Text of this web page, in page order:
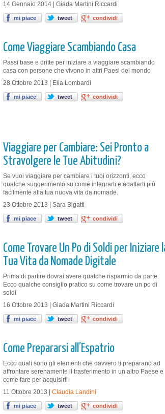
14 Gennaio 2014 | Giada Martini Riccardi
mi piace tweet condividi
Come Viaggiare Scambiando Casa
Passi base e dritte per iniziare a viaggiare scambiando
casa con persone che vivono in altri Paesi del mondo
28 Ottobre 2013 | Elia Lombardi
mi piace tweet condividi
Viaggiare per Cambiare: Sei Pronto a
Stravolgere le Tue Abitudini?
Se vuoi viaggiare per cambiare i tuoi orizzonti, ecco
qualche suggerimento su come integrarti e adattarti più
facilmente alla tua nuova vita da nomade.
23 Ottobre 2013 | Sara Bigatti
mi piace tweet condividi
Come Trovare Un Po di Soldi per Iniziare
Tua Vita da Nomade Digitale
Prima di partire dovrai avere qualche risparmio da parte.
Ecco qualche consiglio pratico su come trovare un po di
soldi
16 Ottobre 2013 | Giada Martini Riccardi
mi piace tweet condividi
Come Prepararsi all’Espatrio
Ecco quali sono gli elementi che davvero ti preparano ad
affrontare serenamente il trasferimento in un altro Paese e
come fare per acquisirli
11 Ottobre 2013 | Claudia Landini
mi piace tweet condividi